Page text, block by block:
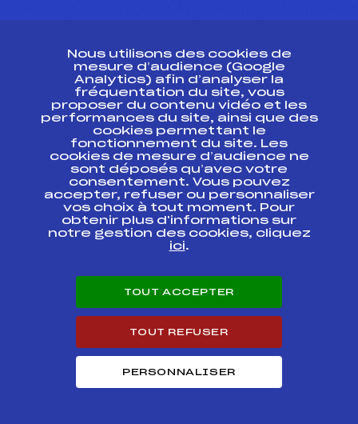
Ressources
Pass’Neige
Projet sportif fédéral
Projet de performance fédéral
Antidopage
Pôle Développement, Formation, Suivi
Scientifique
Listes ministérielles
Pôle vie de l’athlète
Enseignement professionnel
Carrières
Nous utilisons des cookies de
mesure d’audience (Google
Analytics) afin d’analyser la
fréquentation du site, vous
proposer du contenu vidéo et les
performances du site, ainsi que des
cookies permettant le
fonctionnement du site. Les
cookies de mesure d’audience ne
sont déposés qu’avec votre
consentement. Vous pouvez
accepter, refuser ou personnaliser
vos choix à tout moment. Pour
obtenir plus d'informations sur
notre gestion des cookies, cliquez
ici.
TOUT ACCEPTER
TOUT REFUSER
PERSONNALISER